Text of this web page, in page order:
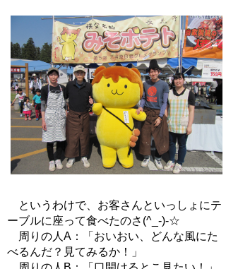
というわけで、お客さんといっしょにテ
ーブルに座って食べたのさ(^_-)-☆
周りの人A：「おいおい、どんな風にた
べるんだ？見てみるか！」